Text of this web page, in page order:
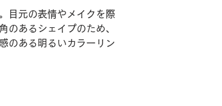
目元の表情やメイクを際
のあるシェイプのため、
のある明るいカラーリン